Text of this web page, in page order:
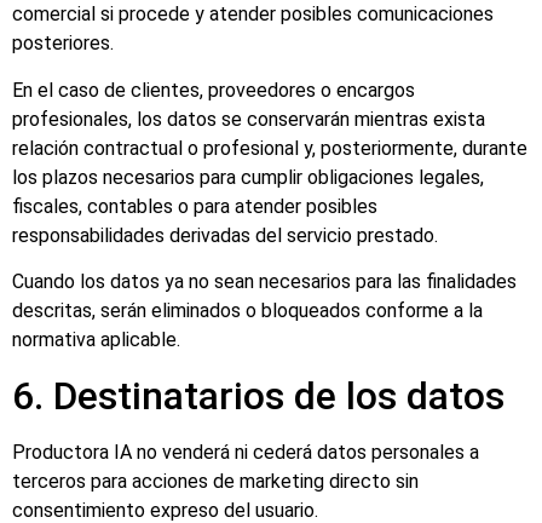
comercial si procede y atender posibles comunicaciones
posteriores.
En el caso de clientes, proveedores o encargos
profesionales, los datos se conservarán mientras exista
relación contractual o profesional y, posteriormente, durante
los plazos necesarios para cumplir obligaciones legales,
fiscales, contables o para atender posibles
responsabilidades derivadas del servicio prestado.
Cuando los datos ya no sean necesarios para las finalidades
descritas, serán eliminados o bloqueados conforme a la
normativa aplicable.
6. Destinatarios de los datos
Productora IA no venderá ni cederá datos personales a
terceros para acciones de marketing directo sin
consentimiento expreso del usuario.